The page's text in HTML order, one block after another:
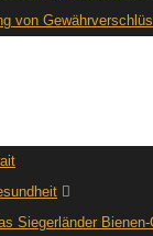
von
Siegerländer